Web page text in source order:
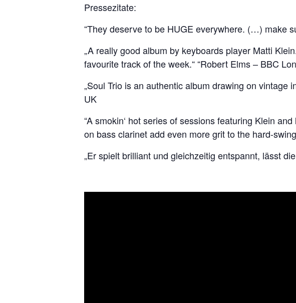
Pressezitate:
“They deserve to be HUGE everywhere. (…) make
„A really good album by keyboards player Matti
favourite track of the week.“ “Robert Elms – BBC
„Soul Trio is an authentic album drawing on vintage
UK
“A smokin‘ hot series of sessions featuring Klein
on bass clarinet add even more grit to the hard-
„Er spielt brilliant und gleichzeitig entspannt, lässt